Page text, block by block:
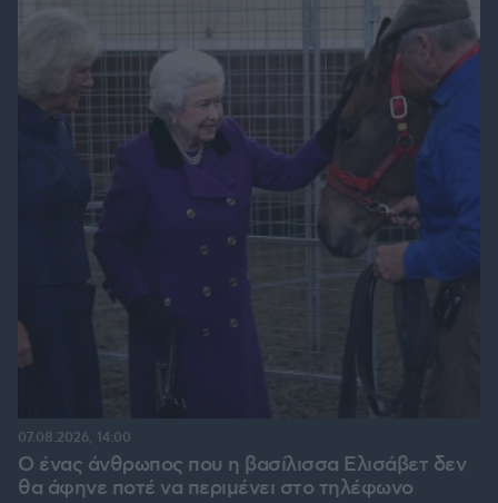
Ο ένας άνθρωπος που η βασίλισσα Ελισάβετ δεν
θα άφηνε ποτέ να περιμένει στο τηλέφωνο
07.08.2026, 14:00